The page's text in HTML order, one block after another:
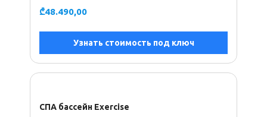
₾48.490,00
Узнать стоимость под ключ
СПА бассейн Exercise